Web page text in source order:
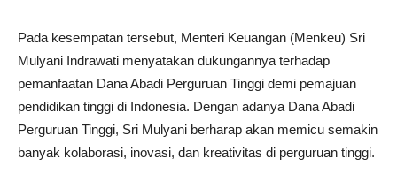
Pada kesempatan tersebut, Menteri Keuangan (Menkeu) Sri
Mulyani Indrawati menyatakan dukungannya terhadap
pemanfaatan Dana Abadi Perguruan Tinggi demi pemajuan
pendidikan tinggi di Indonesia. Dengan adanya Dana Abadi
Perguruan Tinggi, Sri Mulyani berharap akan memicu semakin
banyak kolaborasi, inovasi, dan kreativitas di perguruan tinggi.